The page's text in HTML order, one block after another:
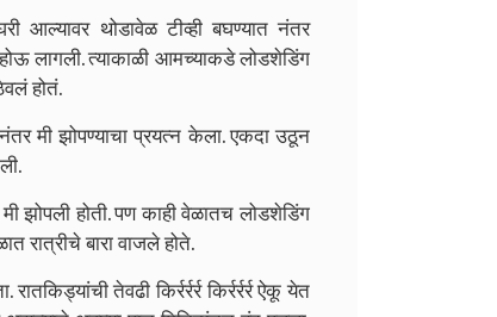
आल्यावर थोडावेळ टीव्ही बघण्यात नंतर
होऊ लागली. त्याकाळी आमच्याकडे लोडशेडिंग
होतं.
मी झोपण्याचा प्रयत्न केला. एकदा उठून
झोपली होती. पण काही वेळातच लोडशेडिंग
रात्रीचे बारा वाजले होते.
तेवढी किर्रर्रर्र किर्रर्रर्र ऐकू येत